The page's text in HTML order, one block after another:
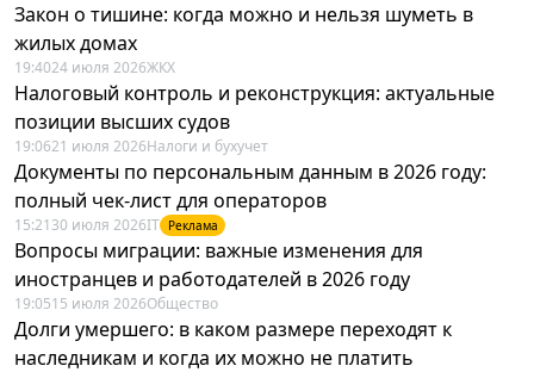
Закон о тишине: когда можно и нельзя шуметь в
жилых домах
19:4024 июля 2026ЖКХ
Налоговый контроль и реконструкция: актуальные
позиции высших судов
19:0621 июля 2026Налоги и бухучет
Документы по персональным данным в 2026 году:
полный чек-лист для операторов
15:21 30 июля 2026IT Реклама
Вопросы миграции: важные изменения для
иностранцев и работодателей в 2026 году
19:0515 июля 2026Общество
Долги умершего: в каком размере переходят к
наследникам и когда их можно не платить